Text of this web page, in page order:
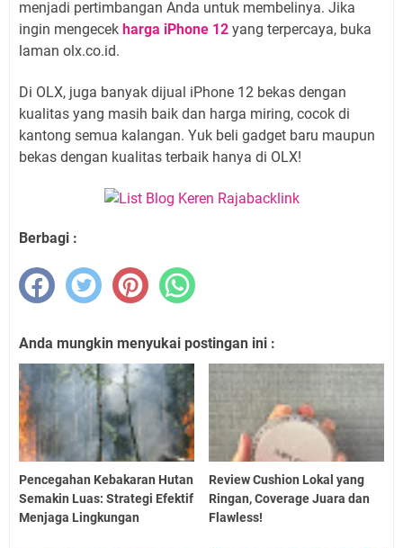
menjadi pertimbangan Anda untuk membelinya. Jika
ingin mengecek harga iPhone 12 yang terpercaya, buka
laman olx.co.id.
Di OLX, juga banyak dijual iPhone 12 bekas dengan
kualitas yang masih baik dan harga miring, cocok di
kantong semua kalangan. Yuk beli gadget baru maupun
bekas dengan kualitas terbaik hanya di OLX!
Berbagi :
Anda mungkin menyukai postingan ini :
Pencegahan Kebakaran Hutan
Semakin Luas: Strategi Efektif
Menjaga Lingkungan
Review Cushion Lokal yang
Ringan, Coverage Juara dan
Flawless!